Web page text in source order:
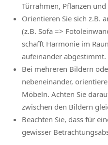
Türrahmen, Pflanzen
Orientieren Sie sich z.B.
(z.B. Sofa =>
schafft Harmonie im
aufeinander abgestimmt.
Bei mehreren Bildern
nebeneinander,
Möbeln. Achten Sie
zwischen den Bildern
Beachten Sie, dass für
gewisser